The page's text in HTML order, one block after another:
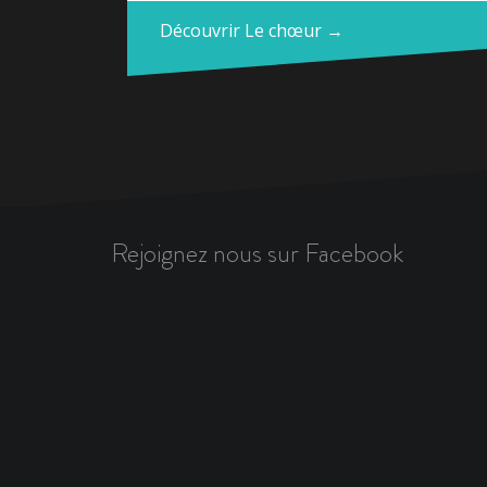
Découvrir Le chœur →
Rejoignez nous sur Facebook